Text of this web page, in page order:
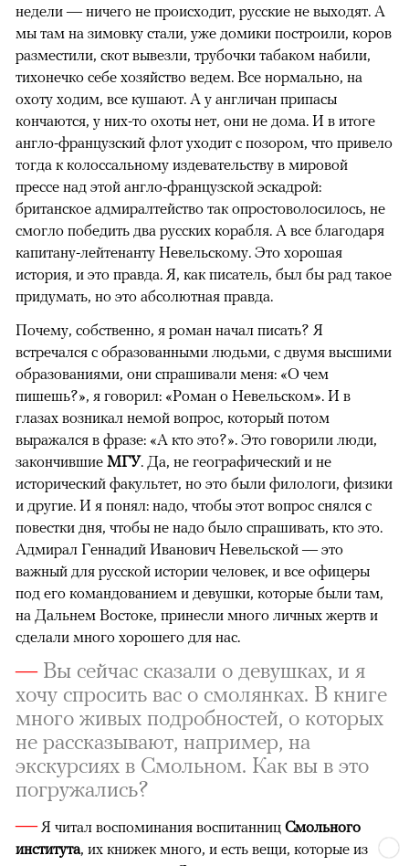
недели — ничего не происходит, русские не выходят. А
мы там на зимовку стали, уже домики построили, коров
разместили, скот вывезли, трубочки табаком набили,
тихонечко себе хозяйство ведем. Все нормально, на
охоту ходим, все кушают. А у англичан припасы
кончаются, у них-то охоты нет, они не дома. И в итоге
англо-французский флот уходит с позором, что привело
тогда к колоссальному издевательству в мировой
прессе над этой англо-французской эскадрой:
британское адмиралтейство так опростоволосилось, не
смогло победить два русских корабля. А все благодаря
капитану-лейтенанту Невельскому. Это хорошая
история, и это правда. Я, как писатель, был бы рад такое
придумать, но это абсолютная правда.
Почему, собственно, я роман начал писать? Я
встречался с образованными людьми, с двумя высшими
образованиями, они спрашивали меня: «О чем
пишешь?», я говорил: «Роман о Невельском». И в
глазах возникал немой вопрос, который потом
выражался в фразе: «А кто это?». Это говорили люди,
закончившие МГУ. Да, не географический и не
исторический факультет, но это были филологи, физики
и другие. И я понял: надо, чтобы этот вопрос снялся с
повестки дня, чтобы не надо было спрашивать, кто это.
Адмирал Геннадий Иванович Невельской — это
важный для русской истории человек, и все офицеры
под его командованием и девушки, которые были там,
на Дальнем Востоке, принесли много личных жертв и
сделали много хорошего для нас.
—Вы сейчас сказали о девушках, и я
хочу спросить вас о смолянках. В книге
много живых подробностей, о которых
не рассказывают, например, на
экскурсиях в Смольном. Как вы в это
погружались?
—Я читал воспоминания воспитанниц Смольного
института, их книжек много, и есть вещи, которые из